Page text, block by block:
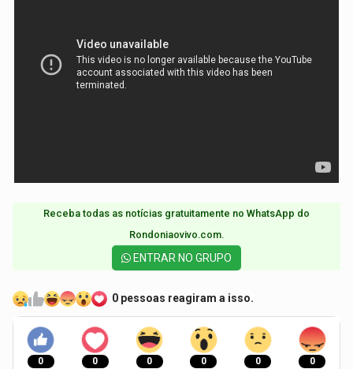
Receba todas as notícias gratuitamente no WhatsApp do
Rondoniaovivo.com.​
ENTRAR NO GRUPO
0 pessoas reagiram a isso.
0 0 0 0 0 0